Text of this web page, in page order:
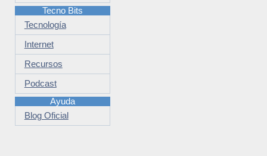
Tecno Bits
Tecnología
Internet
Recursos
Podcast
Ayuda
Blog Oficial